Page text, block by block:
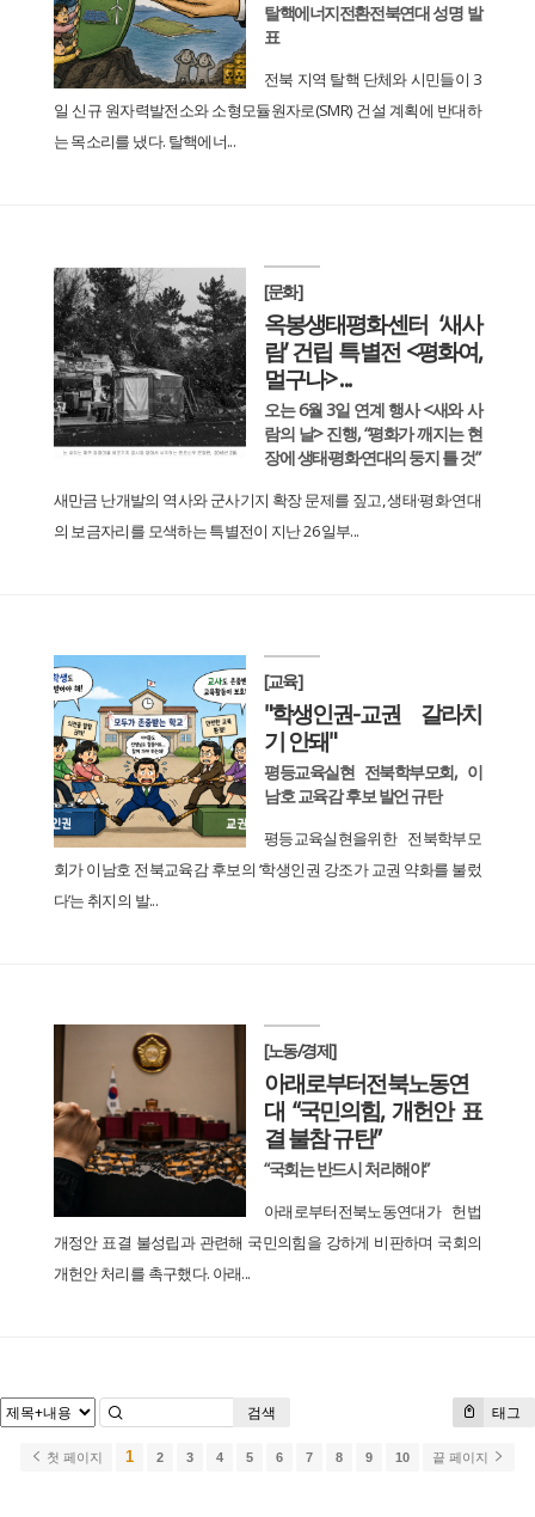
탈핵에너지전환전북연대 성명 발
표
전북 지역 탈핵 단체와 시민들이 3
일 신규 원자력발전소와 소형모듈원자로(SMR) 건설 계획에 반대하
는 목소리를 냈다. 탈핵에너...
[문화]
옥봉생태평화센터 ‘새사
람’ 건립 특별전 <평화여,
멀구나> ...
오는 6월 3일 연계 행사 <새와 사
람의 날> 진행, “평화가 깨지는 현
장에 생태·평화·연대의 둥지 틀 것”
새만금 난개발의 역사와 군사기지 확장 문제를 짚고, 생태·평화·연대
의 보금자리를 모색하는 특별전이 지난 26일부...
[교육]
"학생인권-교권 갈라치
기 안돼"
평등교육실현 전북학부모회, 이
남호 교육감 후보 발언 규탄
평등교육실현을위한 전북학부모
회가 이남호 전북교육감 후보의 ‘학생인권 강조가 교권 약화를 불렀
다’는 취지의 발...
[노동/경제]
아래로부터전북노동연
대 “국민의힘, 개헌안 표
결 불참 규탄”
“국회는 반드시 처리해야”
아래로부터전북노동연대가 헌법
개정안 표결 불성립과 관련해 국민의힘을 강하게 비판하며 국회의
개헌안 처리를 촉구했다. 아래...
태그
검색
첫 페이지 1 2 3 4 5 6 7 8 9 10 끝 페이지